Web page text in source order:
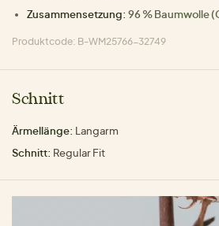
Zusammensetzung: 96 % Baumwolle
Produktcode: B-WM25766-32749
Schnitt
Ärmellänge: Langarm
Schnitt: Regular Fit